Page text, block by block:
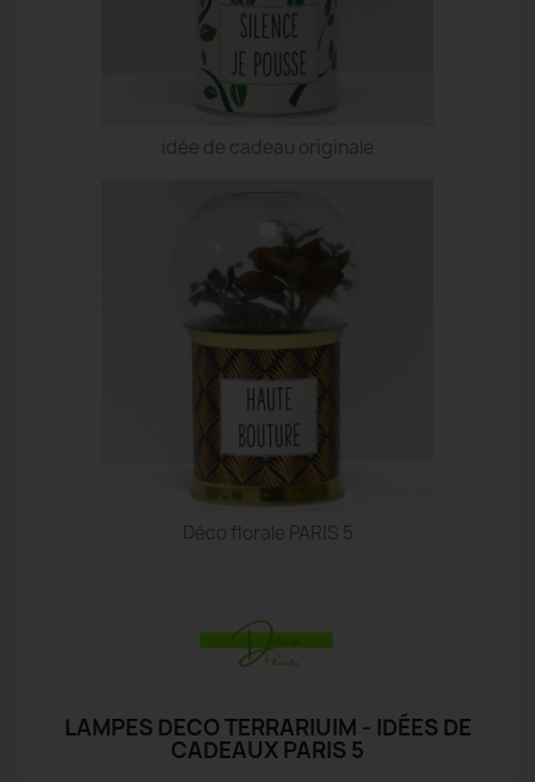
idée de cadeau originale
Déco florale PARIS 5
LAMPES DECO TERRARIUIM - IDÉES DE
CADEAUX PARIS 5